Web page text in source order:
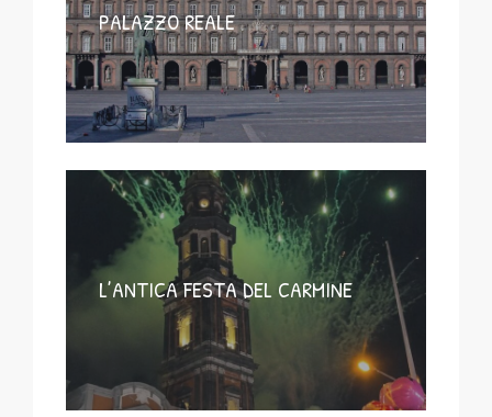
PALAZZO REALE
L’ANTICA FESTA DEL CARMINE